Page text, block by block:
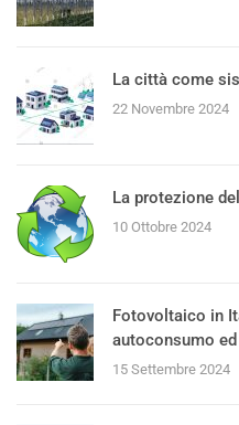
La città come
22 Novembre 2024
La protezione
10 Ottobre 2024
Fotovoltaico in
autoconsumo
15 Settembre 2024